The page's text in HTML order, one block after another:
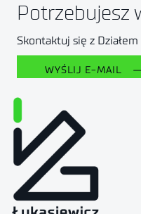
Potrzebujesz
Skontaktuj się z
WYŚLIJ E-MAIL